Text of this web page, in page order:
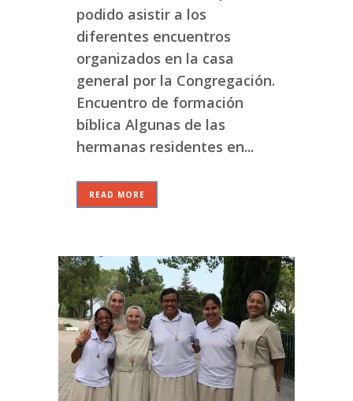
podido asistir a los
diferentes encuentros
organizados en la casa
general por la Congregación.
Encuentro de formación
bíblica Algunas de las
hermanas residentes en...
READ MORE